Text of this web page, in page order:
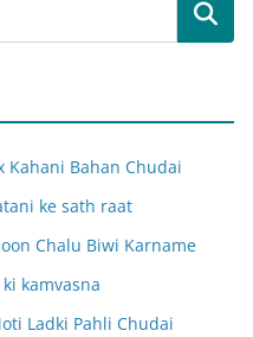
Search
Kahani Bahan Chudai
ke sath raat
Chalu Biwi Karname
ki kamvasna
Ladki Pahli Chudai